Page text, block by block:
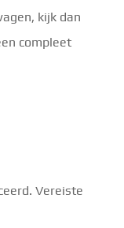
kijk dan
compleet
Vereiste